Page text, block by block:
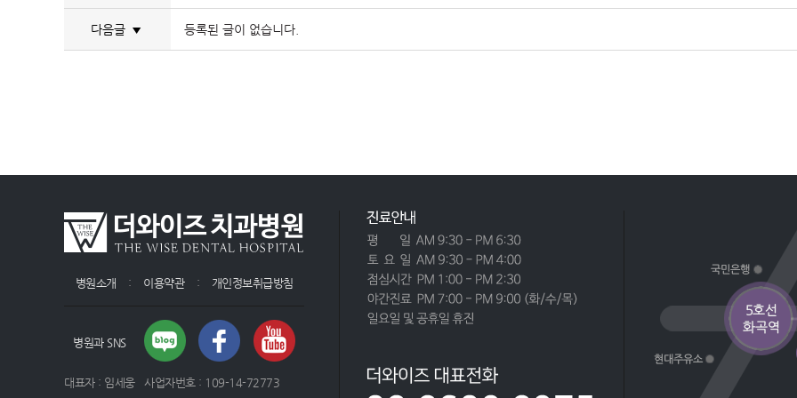
다음글 ▼ 등록된 글이 없습니다.
병원소개 : 이용약관 : 개인정보취급방침
병원과 SNS
대표자 : 임세웅 사업자번호 : 109-14-72773